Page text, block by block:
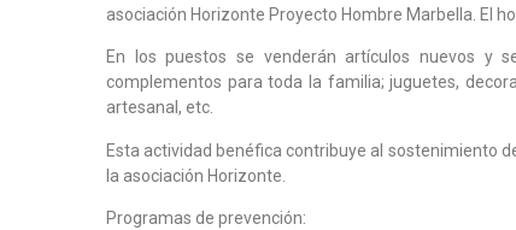
asociación Horizonte Proyecto Hombre Marbella. El
En los puestos se venderán artículos nuevos y
complementos para toda la familia; juguetes,
artesanal, etc.
Esta actividad benéfica contribuye al sostenimiento
la asociación Horizonte.
Programas de prevención: